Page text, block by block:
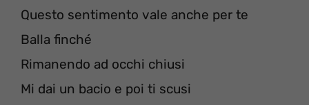
Questo sentimento vale anche per te
Balla finché
Rimanendo ad occhi chiusi
Mi dai un bacio e poi ti scusi